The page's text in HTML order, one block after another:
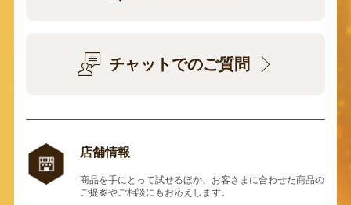
チャットでのご質問
店舗情報
商品を手にとって試せるほか、お客さまに合わせた商品の
ご提案やご相談にもお応えします。